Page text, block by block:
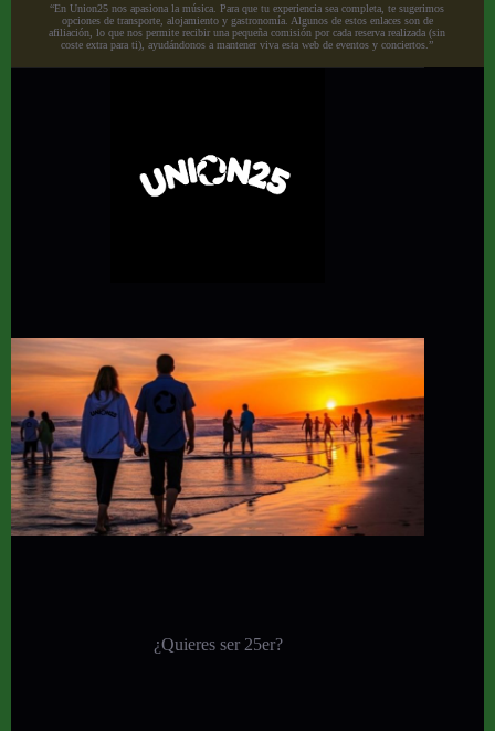
“En Union25 nos apasiona la música. Para que tu experiencia sea completa, te sugerimos
opciones de transporte, alojamiento y gastronomía. Algunos de estos enlaces son de
afiliación, lo que nos permite recibir una pequeña comisión por cada reserva realizada (sin
coste extra para ti), ayudándonos a mantener viva esta web de eventos y conciertos.”
¿Quieres ser 25er?